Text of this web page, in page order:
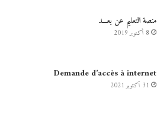
منصة التعليم عن بعـــد
8 أكتوبر 2019
Demande d’accès à internet
31 أكتوبر 2021